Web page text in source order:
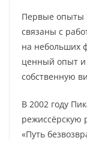
Первые опыты
связаны с
на небольших
ценный опыт и
собственную
В 2002 году
режиссёрскую
«Путь